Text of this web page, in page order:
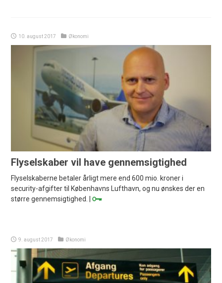
10. august 2017 Økonomi
Flyselskaber vil have gennemsigtighed
Flyselskaberne betaler årligt mere end 600 mio. kroner i
security-afgifter til Københavns Lufthavn, og nu ønskes der en
større gennemsigtighed. |
9. august 2017 Økonomi